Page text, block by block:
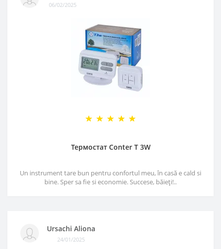
06/02/2025
Термостат Conter T 3W
Un instrument tare bun pentru confortul meu, în casă e cald si
bine. Sper sa fie si economie. Succese, băieți!..
Ursachi Aliona
24/01/2025